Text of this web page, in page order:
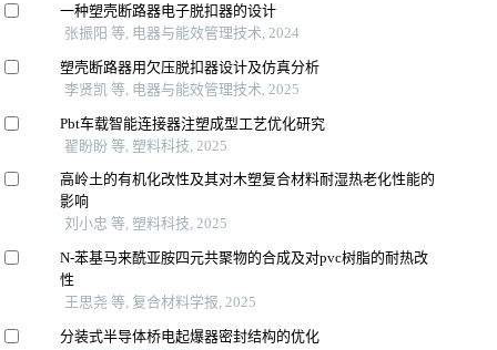
一种塑壳断路器电子脱扣器的设计
张振阳 等, 电器与能效管理技术, 2024
塑壳断路器用欠压脱扣器设计及仿真分析
李贤凯 等, 电器与能效管理技术, 2025
Pbt车载智能连接器注塑成型工艺优化研究
翟盼盼 等, 塑料科技, 2025
高岭土的有机化改性及其对木塑复合材料耐湿热老化性能的
影响
刘小忠 等, 塑料科技, 2025
N-苯基马来酰亚胺四元共聚物的合成及对pvc树脂的耐热改
性
王思尧 等, 复合材料学报, 2025
分装式半导体桥电起爆器密封结构的优化